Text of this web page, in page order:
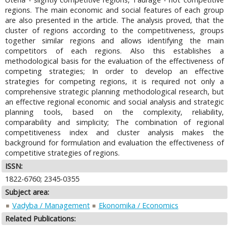
regions. The main economic and social features of each group
are also presented in the article. The analysis proved, that the
cluster of regions according to the competitiveness, groups
together similar regions and allows identifying the main
competitors of each regions. Also this establishes a
methodological basis for the evaluation of the effectiveness of
competing strategies; In order to develop an effective
strategies for competing regions, it is required not only a
comprehensive strategic planning methodological research, but
an effective regional economic and social analysis and strategic
planning tools, based on the complexity, reliability,
comparability and simplicity; The combination of regional
competitiveness index and cluster analysis makes the
background for formulation and evaluation the effectiveness of
competitive strategies of regions.
ISSN:
1822-6760; 2345-0355
Subject area:
Vadyba / Management
Ekonomika / Economics
Related Publications: